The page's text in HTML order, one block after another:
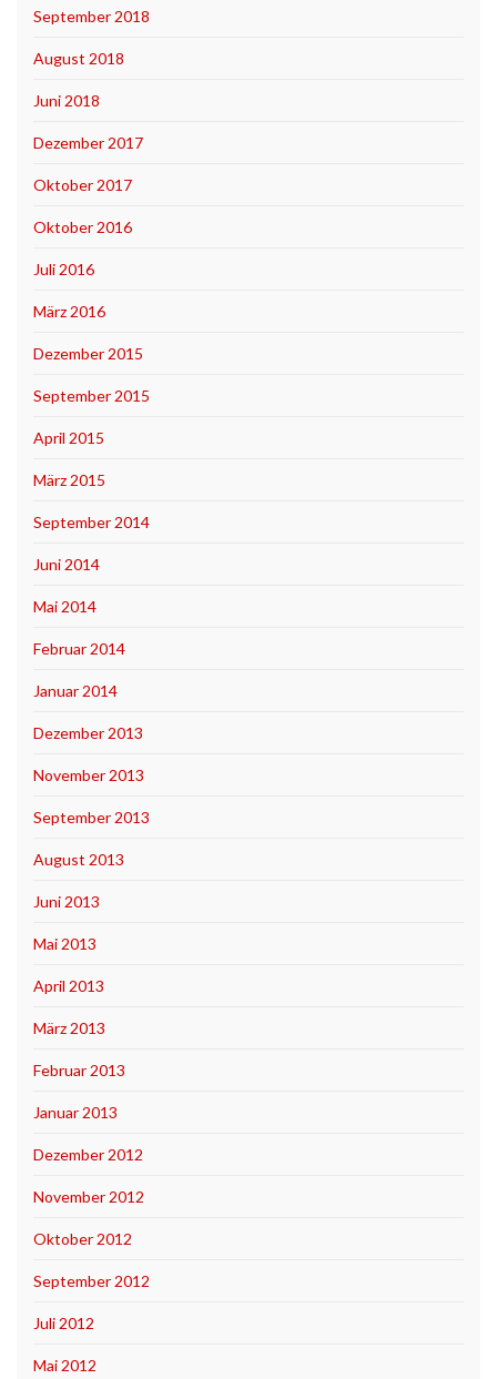
September 2018
August 2018
Juni 2018
Dezember 2017
Oktober 2017
Oktober 2016
Juli 2016
März 2016
Dezember 2015
September 2015
April 2015
März 2015
September 2014
Juni 2014
Mai 2014
Februar 2014
Januar 2014
Dezember 2013
November 2013
September 2013
August 2013
Juni 2013
Mai 2013
April 2013
März 2013
Februar 2013
Januar 2013
Dezember 2012
November 2012
Oktober 2012
September 2012
Juli 2012
Mai 2012